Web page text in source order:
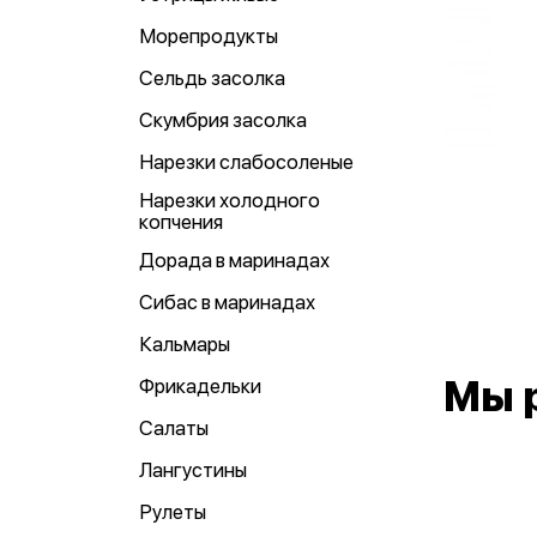
Морепродукты
Сельдь засолка
Скумбрия засолка
Нарезки слабосоленые
Нарезки холодного
копчения
Дорада в маринадах
Сибас в маринадах
Кальмары
Фрикадельки
Салаты
Лангустины
Рулеты
Мы